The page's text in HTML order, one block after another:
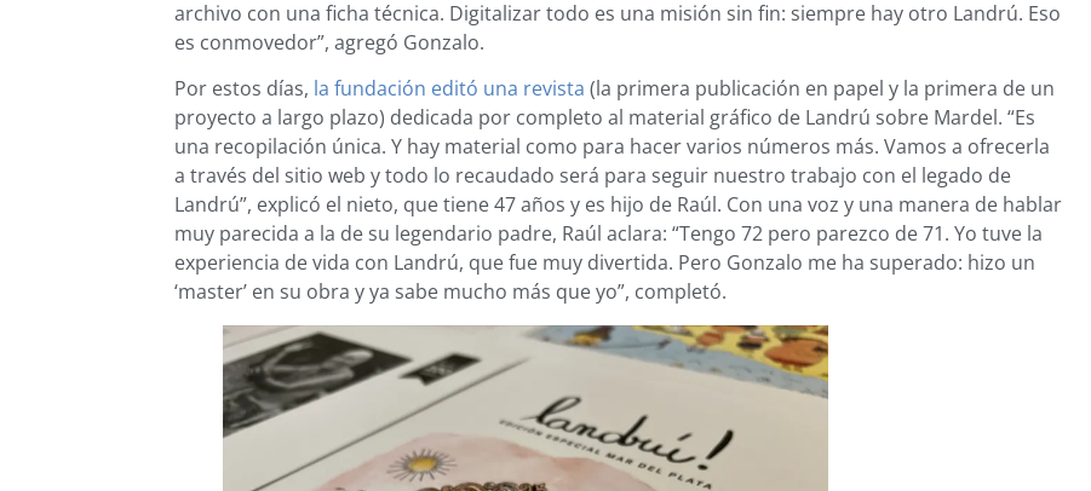
archivo con una ficha técnica. Digitalizar todo es una misión sin fin: siempre hay otro Landrú. Eso
es conmovedor”, agregó Gonzalo.
Por estos días, la fundación editó una revista (la primera publicación en papel y la primera de un
proyecto a largo plazo) dedicada por completo al material gráfico de Landrú sobre Mardel. “Es
una recopilación única. Y hay material como para hacer varios números más. Vamos a ofrecerla
a través del sitio web y todo lo recaudado será para seguir nuestro trabajo con el legado de
Landrú”, explicó el nieto, que tiene 47 años y es hijo de Raúl. Con una voz y una manera de hablar
muy parecida a la de su legendario padre, Raúl aclara: “Tengo 72 pero parezco de 71. Yo tuve la
experiencia de vida con Landrú, que fue muy divertida. Pero Gonzalo me ha superado: hizo un
‘master’ en su obra y ya sabe mucho más que yo”, completó.